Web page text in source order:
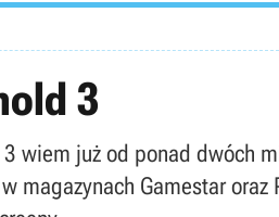
3
wiem już od ponad dwóch
magazynach Gamestar